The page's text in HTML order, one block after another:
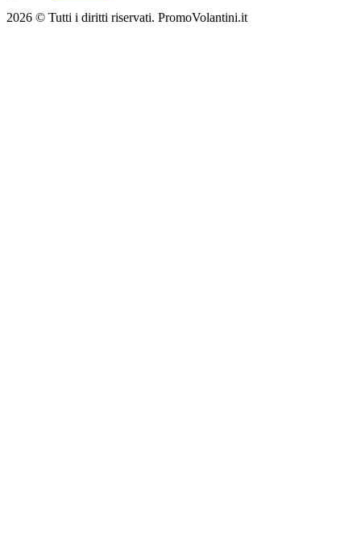
2026 © Tutti i diritti riservati. PromoVolantini.it